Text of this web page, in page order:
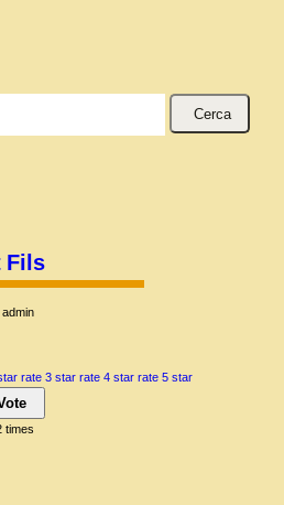
Cerca
Fils
rate 3 star rate 4 star rate 5 star
times